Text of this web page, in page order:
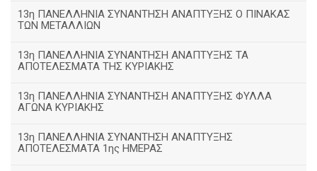
13η ΠΑΝΕΛΛΗΝΙΑ ΣΥΝΑΝΤΗΣΗ ΑΝΑΠΤΥΞΗΣ Ο ΠΙΝΑΚΑΣ
ΤΩΝ ΜΕΤΑΛΛΙΩΝ
13η ΠΑΝΕΛΛΗΝΙΑ ΣΥΝΑΝΤΗΣΗ ΑΝΑΠΤΥΞΗΣ ΤΑ
ΑΠΟΤΕΛΕΣΜΑΤΑ ΤΗΣ ΚΥΡΙΑΚΗΣ
13η ΠΑΝΕΛΛΗΝΙΑ ΣΥΝΑΝΤΗΣΗ ΑΝΑΠΤΥΞΗΣ ΦΥΛΛΑ
ΑΓΩΝΑ ΚΥΡΙΑΚΗΣ
13η ΠΑΝΕΛΛΗΝΙΑ ΣΥΝΑΝΤΗΣΗ ΑΝΑΠΤΥΞΗΣ
ΑΠΟΤΕΛΕΣΜΑΤΑ 1ης ΗΜΕΡΑΣ